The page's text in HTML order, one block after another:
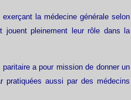
la médecine générale selon
jouent pleinement leur rôle dans la
a pour mission de donner un
pratiquées aussi par des médecins